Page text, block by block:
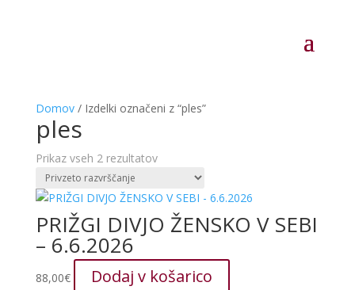
Domov/ Izdelki označeni z “ples”
ples
Prikaz vseh 2 rezultatov
PRIŽGI DIVJO ŽENSKO V SEBI
– 6.6.2026
88,00€ Dodaj v košarico